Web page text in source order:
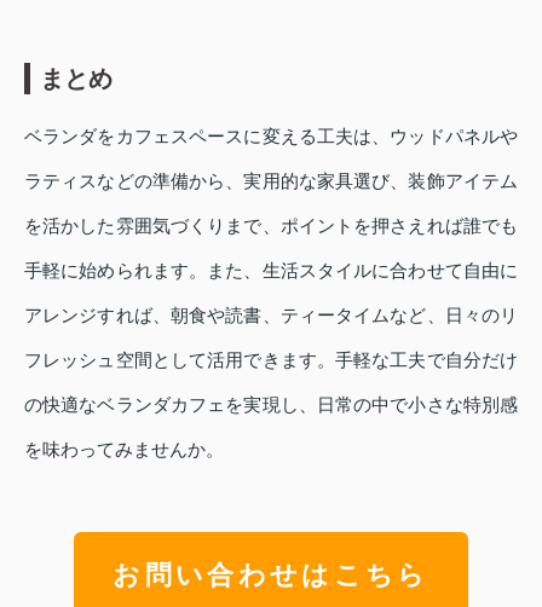
まとめ
ベランダをカフェスペースに変える工夫は、ウッドパネルや
ラティスなどの準備から、実用的な家具選び、装飾アイテム
を活かした雰囲気づくりまで、ポイントを押さえれば誰でも
手軽に始められます。また、生活スタイルに合わせて自由に
アレンジすれば、朝食や読書、ティータイムなど、日々のリ
フレッシュ空間として活用できます。手軽な工夫で自分だけ
の快適なベランダカフェを実現し、日常の中で小さな特別感
を味わってみませんか。
お問い合わせはこちら